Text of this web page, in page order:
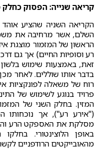
קריאה שנייה: הפסוק
הקריאה השניה שהציע
השלם, אשר מרחיבה את
הראשון של המזמור מוצגת
רע וסופיות החיים) אך גם
זאת, באמצעות שימוש
בדבר אותו שוללים. לאחר
רוח של משאלה לפונקציות
פרויד בנוגע לשימוש של
המזין. בחלק השני של
("אירע רע"), אך נוכחותו
מסלקת את האספקט הרע
באופן הלוצינטורי.
מהאובייקטים הרודפניים